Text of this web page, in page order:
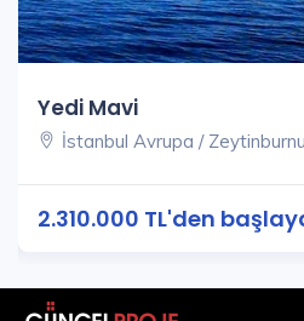
Yedi Mavi
İstanbul Avrupa / Zeytinburnu
2.310.000 TL'den